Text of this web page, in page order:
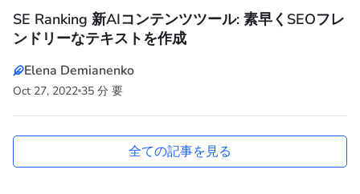
SE Ranking 新AIコンテンツツール: 素早くSEOフレ
ンドリーなテキストを作成
Elena Demianenko
Oct 27, 2022 35 分 要
全ての記事を見る